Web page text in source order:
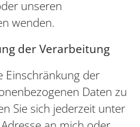
unseren
wenden.
der Verarbeitung
Einschränkung der
Daten zu
Sie sich jederzeit unter